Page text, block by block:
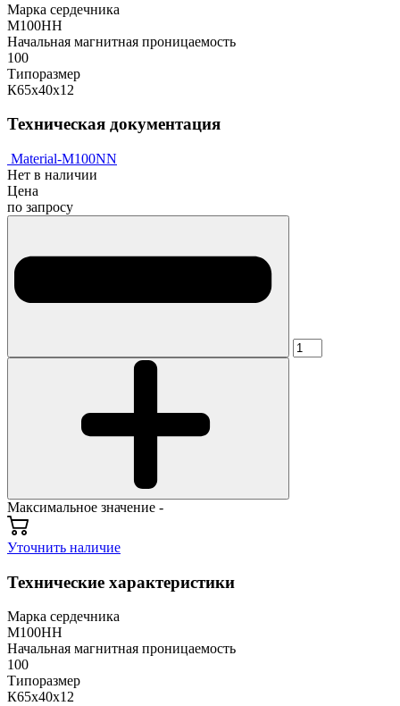
Марка сердечника
М100НН
Начальная магнитная проницаемость
100
Типоразмер
К65х40х12
Техническая документация
Material-M100NN
Нет в наличии
Цена
по запросу
Максимальное значение -
Уточнить наличие
Технические характеристики
Марка сердечника
М100НН
Начальная магнитная проницаемость
100
Типоразмер
К65х40х12